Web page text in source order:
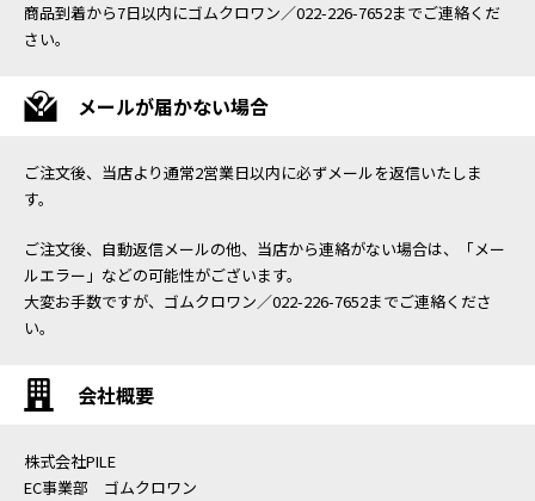
商品到着から7日以内にゴムクロワン／022-226-7652までご連絡くだ
さい。
メールが届かない場合
ご注文後、当店より通常2営業日以内に必ずメールを返信いたしま
す。
ご注文後、自動返信メールの他、当店から連絡がない場合は、「メー
ルエラー」などの可能性がございます。
大変お手数ですが、ゴムクロワン／022-226-7652までご連絡くださ
い。
会社概要
株式会社PILE
EC事業部 ゴムクロワン